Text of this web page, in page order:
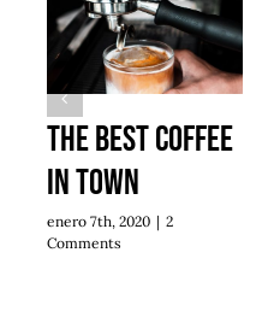
The best coffee
in town
enero 7th, 2020 | 2
Comments